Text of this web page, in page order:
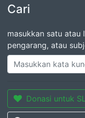
Cari
masukkan satu atau
pengarang, atau
Donasi untuk